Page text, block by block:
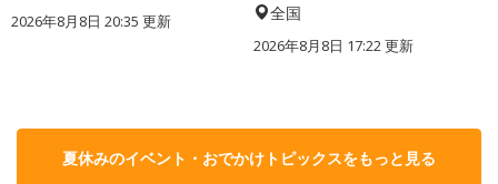
2026年8月8日 20:35 更新 全国
2026年8月8日 17:22更新
夏休みのイベント・おでかけトピックスをもっと見る